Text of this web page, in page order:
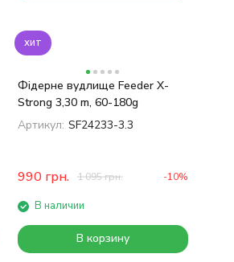
хит
Фідерне вудлище Feeder X-
Strong 3,30 m, 60-180g
Артикул: SF24233-3.3
990 грн. 1 095грн. -10%
В наличии
В корзину